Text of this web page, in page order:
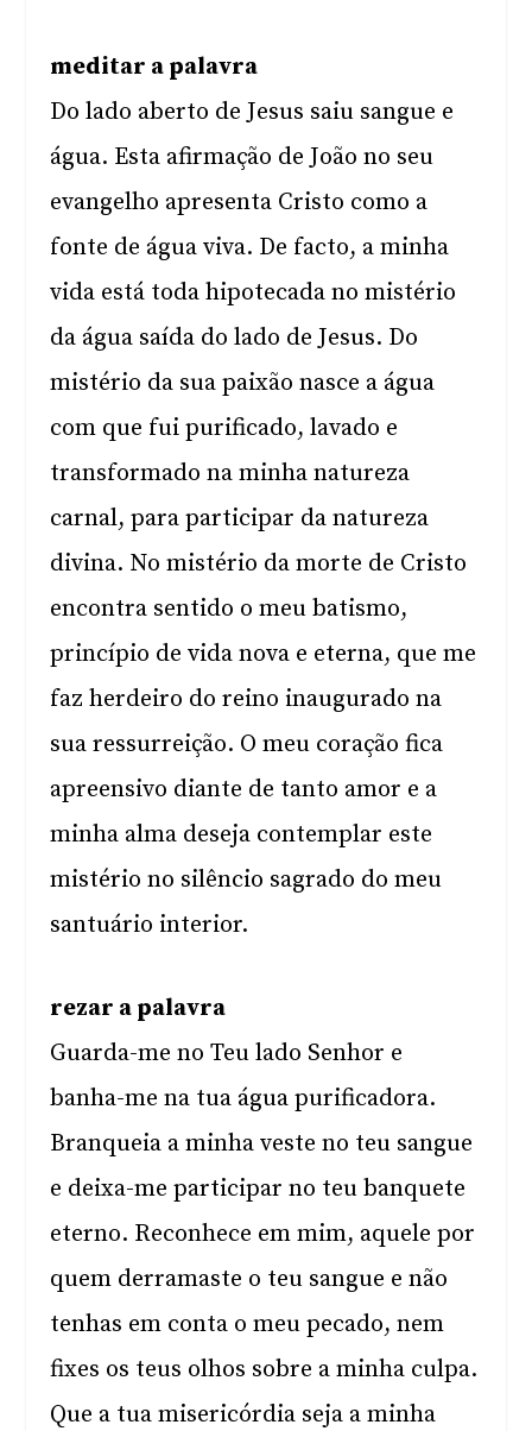
meditar a palavra
Do lado aberto de Jesus saiu sangue e
água. Esta afirmação de João no seu
evangelho apresenta Cristo como a
fonte de água viva. De facto, a minha
vida está toda hipotecada no mistério
da água saída do lado de Jesus. Do
mistério da sua paixão nasce a água
com que fui purificado, lavado e
transformado na minha natureza
carnal, para participar da natureza
divina. No mistério da morte de Cristo
encontra sentido o meu batismo,
princípio de vida nova e eterna, que me
faz herdeiro do reino inaugurado na
sua ressurreição. O meu coração fica
apreensivo diante de tanto amor e a
minha alma deseja contemplar este
mistério no silêncio sagrado do meu
santuário interior.
rezar a palavra
Guarda-me no Teu lado Senhor e
banha-me na tua água purificadora.
Branqueia a minha veste no teu sangue
e deixa-me participar no teu banquete
eterno. Reconhece em mim, aquele por
quem derramaste o teu sangue e não
tenhas em conta o meu pecado, nem
fixes os teus olhos sobre a minha culpa.
Que a tua misericórdia seja a minha